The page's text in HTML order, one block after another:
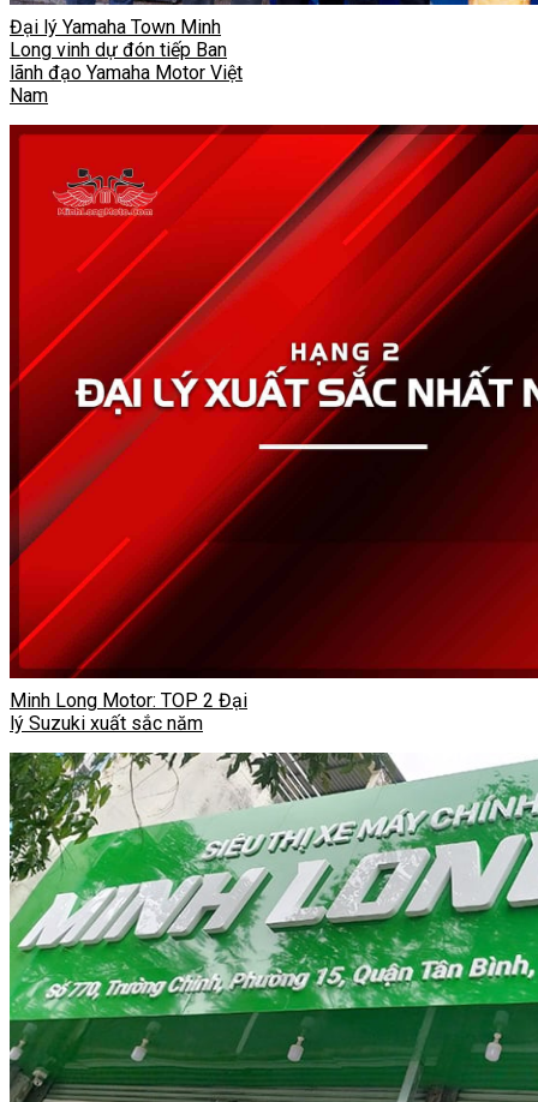
Đại lý Yamaha Town Minh
Long vinh dự đón tiếp Ban
lãnh đạo Yamaha Motor Việt
Nam
Minh Long Motor: TOP 2 Đại
lý Suzuki xuất sắc năm